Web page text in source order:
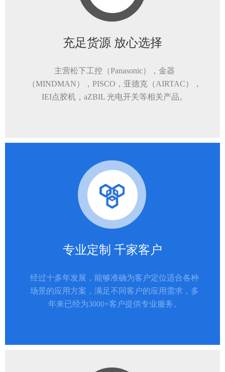
充足货源 放心选择
主营松下工控（Panasonic），金器
（MINDMAN），PISCO，亚德克（AIRTAC），
IEI点胶机，aZBIL 光电开关等相关产品。
专业定制 千家客户
经过十多年发展，能够准确为客户定位适合各种
场景的应用方案，满足不同客户的应用需求，多
年来已经为3000+客户提供专业服务。